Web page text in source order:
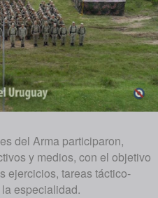
del Arma participaron,
y medios, con el objetivo
ejercicios, tareas táctico-
especialidad.